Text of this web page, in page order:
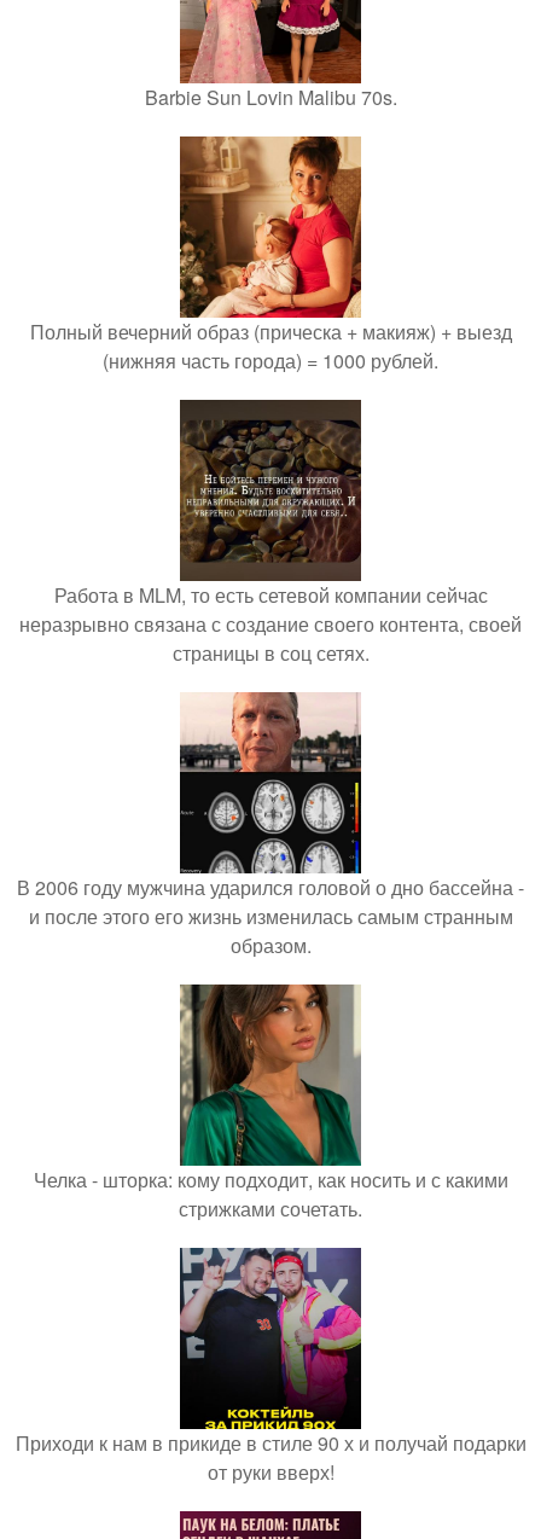
Barbie Sun Lovin Malibu 70s.
Полный вечерний образ (прическа + макияж) + выезд
(нижняя часть города) = 1000 рублей.
Работа в MLM, то есть сетевой компании сейчас
неразрывно связана с создание своего контента, своей
страницы в соц сетях.
В 2006 году мужчина ударился головой о дно бассейна -
и после этого его жизнь изменилась самым странным
образом.
Челка - шторка: кому подходит, как носить и с какими
стрижками сочетать.
Приходи к нам в прикиде в стиле 90 х и получай подарки
от руки вверх!